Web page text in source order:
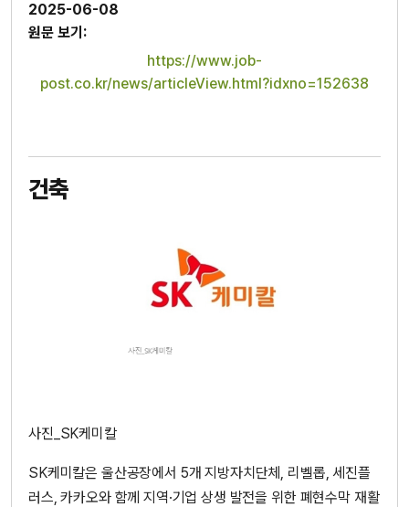
2025-06-08
원문 보기:
https://www.job-
post.co.kr/news/articleView.html?idxno=152638
건축
사진_SK케미칼
SK케미칼은 울산공장에서 5개 지방자치단체, 리벨롭, 세진플
러스, 카카오와 함께 지역·기업 상생 발전을 위한 폐현수막 재활